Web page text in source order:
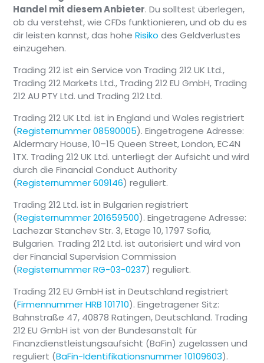
Handel mit diesem Anbieter. Du solltest überlegen,
ob du verstehst, wie CFDs funktionieren, und ob du es
dir leisten kannst, das hoheRisiko des Geldverlustes
einzugehen.
Trading 212 ist ein Service von Trading 212 UK Ltd.,
Trading 212 Markets Ltd., Trading 212 EU GmbH, Trading
212 AU PTY Ltd. und Trading 212 Ltd.
Trading 212 UK Ltd. ist in England und Wales registriert
(Registernummer 08590005). Eingetragene Adresse:
Aldermary House, 10–15 Queen Street, London, EC4N
1TX. Trading 212 UK Ltd. unterliegt der Aufsicht und wird
durch die Financial Conduct Authority
(Registernummer 609146) reguliert.
Trading 212 Ltd. ist in Bulgarien registriert
(Registernummer 201659500). Eingetragene Adresse:
Lachezar Stanchev Str. 3, Etage 10, 1797 Sofia,
Bulgarien. Trading 212 Ltd. ist autorisiert und wird von
der Financial Supervision Commission
(Registernummer RG-03-0237) reguliert.
Trading 212 EU GmbH ist in Deutschland registriert
(Firmennummer HRB 101710). Eingetragener Sitz:
Bahnstraße 47, 40878 Ratingen, Deutschland. Trading
212 EU GmbH ist von der Bundesanstalt für
Finanzdienstleistungsaufsicht (BaFin) zugelassen und
reguliert (BaFin-Identifikationsnummer 10109603).